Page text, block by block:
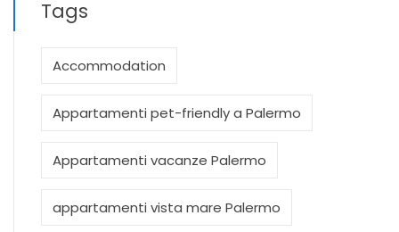
Tags
Accommodation
Appartamenti pet-friendly a Palermo
Appartamenti vacanze Palermo
appartamenti vista mare Palermo